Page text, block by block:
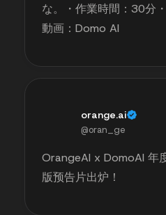
な。・作業時間：30分
動画：Domo AI
orange.ai
@oran_ge
OrangeAI x DomoAI 年
版预告片出炉！